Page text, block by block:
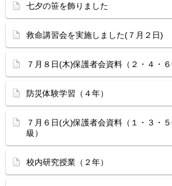
七夕の笹を飾りました
救命講習会を実施しました(７月２日)
７月８日(木)保護者会資料（２・４・６
防災体験学習（４年）
７月６日(火)保護者会資料（１・３・
級）
校内研究授業（２年）